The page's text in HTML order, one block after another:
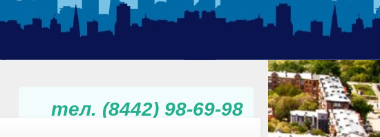
тел. (8442) 98-69-98